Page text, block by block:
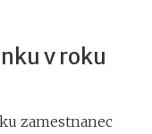
v roku
zamestnanec